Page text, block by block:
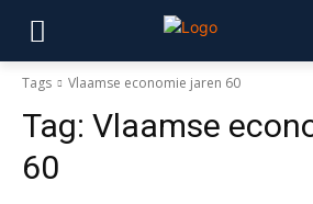
Tags Vlaamse economie jaren 60
Tag: Vlaamse
60